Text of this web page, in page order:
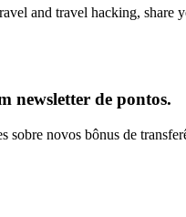
and travel hacking,
newsletter de pontos.
sobre novos bônus de